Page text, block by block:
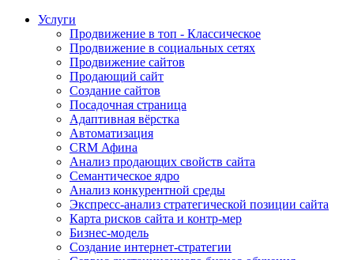
Услуги
Продвижение в топ - Классическое
Продвижение в социальных сетях
Продвижение сайтов
Продающий сайт
Создание сайтов
Посадочная страница
Адаптивная вёрстка
Автоматизация
CRM Афина
Анализ продающих свойств сайта
Семантическое ядро
Анализ конкурентной среды
Экспресс-анализ стратегической позиции сайта
Карта рисков сайта и контр-мер
Бизнес-модель
Создание интернет-стратегии